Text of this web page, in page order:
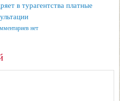
в турагентства платные
нет